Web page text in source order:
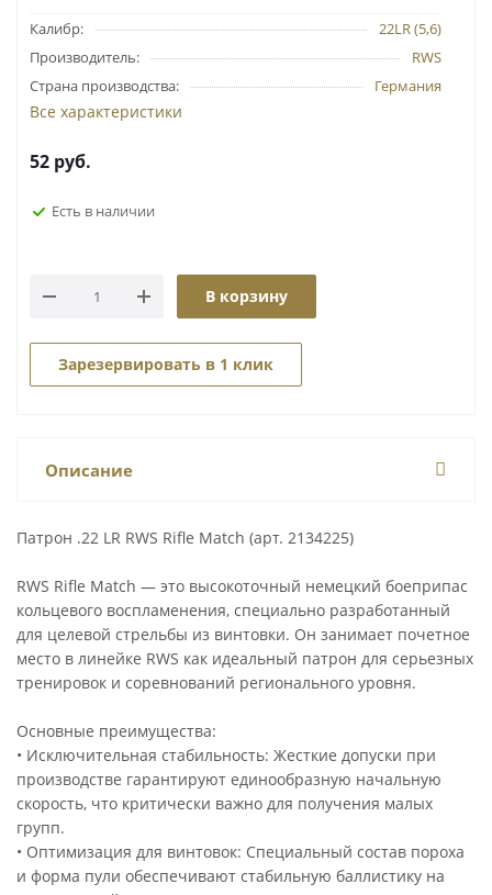
Калибр:
22LR (5,6)
Производитель:
RWS
Страна производства:
Германия
Все характеристики
52 руб.
Есть в наличии
В корзину
Зарезервировать в 1 клик
Описание
Патрон .22 LR RWS Rifle Match (арт. 2134225)
RWS Rifle Match — это высокоточный немецкий боеприпас
кольцевого воспламенения, специально разработанный
для целевой стрельбы из винтовки. Он занимает почетное
место в линейке RWS как идеальный патрон для серьезных
тренировок и соревнований регионального уровня.
Основные преимущества:
• Исключительная стабильность: Жесткие допуски при
производстве гарантируют единообразную начальную
скорость, что критически важно для получения малых
групп.
• Оптимизация для винтовок: Специальный состав пороха
и форма пули обеспечивают стабильную баллистику на